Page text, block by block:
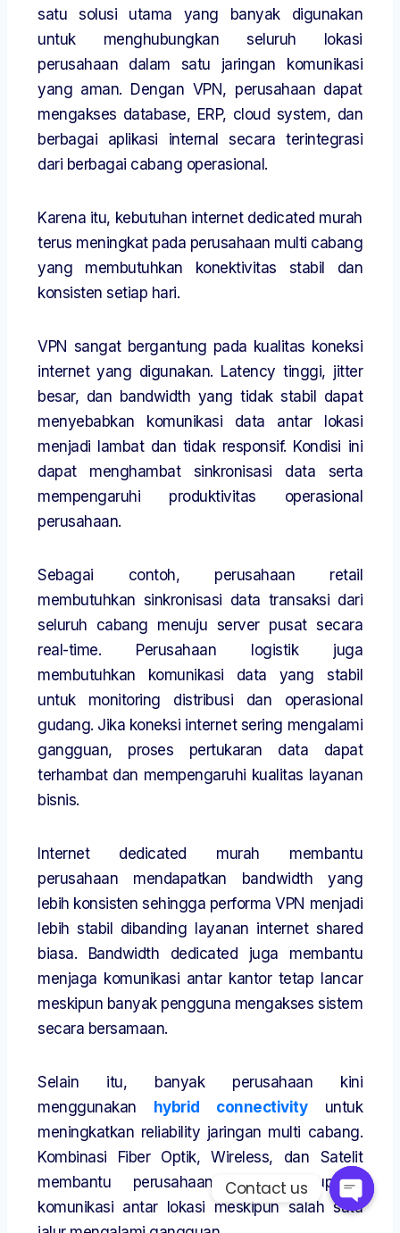
satu solusi utama yang banyak digunakan
untuk menghubungkan seluruh lokasi
perusahaan dalam satu jaringan komunikasi
yang aman. Dengan VPN, perusahaan dapat
mengakses database, ERP, cloud system, dan
berbagai aplikasi internal secara terintegrasi
dari berbagai cabang operasional.
Karena itu, kebutuhan internet dedicated murah
terus meningkat pada perusahaan multi cabang
yang membutuhkan konektivitas stabil dan
konsisten setiap hari.
VPN sangat bergantung pada kualitas koneksi
internet yang digunakan. Latency tinggi, jitter
besar, dan bandwidth yang tidak stabil dapat
menyebabkan komunikasi data antar lokasi
menjadi lambat dan tidak responsif. Kondisi ini
dapat menghambat sinkronisasi data serta
mempengaruhi produktivitas operasional
perusahaan.
Sebagai contoh, perusahaan retail
membutuhkan sinkronisasi data transaksi dari
seluruh cabang menuju server pusat secara
real-time. Perusahaan logistik juga
membutuhkan komunikasi data yang stabil
untuk monitoring distribusi dan operasional
gudang. Jika koneksi internet sering mengalami
gangguan, proses pertukaran data dapat
terhambat dan mempengaruhi kualitas layanan
bisnis.
Internet dedicated murah membantu
perusahaan mendapatkan bandwidth yang
lebih konsisten sehingga performa VPN menjadi
lebih stabil dibanding layanan internet shared
biasa. Bandwidth dedicated juga membantu
menjaga komunikasi antar kantor tetap lancar
meskipun banyak pengguna mengakses sistem
secara bersamaan.
Selain itu, banyak perusahaan kini
menggunakan
hybrid connectivityuntuk
meningkatkan reliability jaringan multi cabang.
Kombinasi Fiber Optik, Wireless, dan Satelit
membantu perusahaan menjaga uptime
komunikasi antar lokasi meskipun salah satu
Contact us